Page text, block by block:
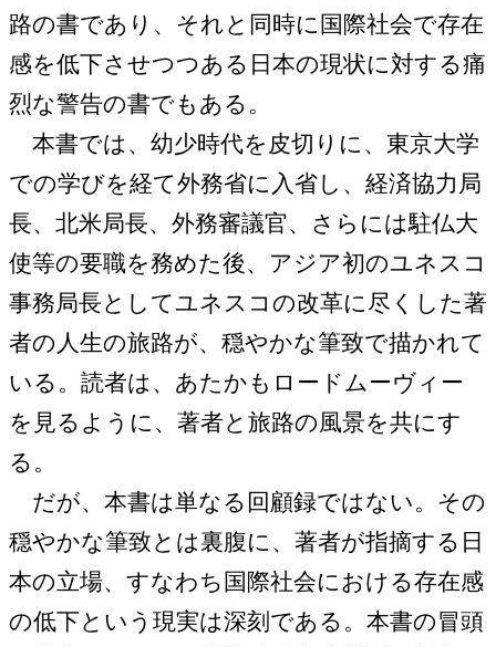
路の書であり、それと同時に国際社会で存在
感を低下させつつある日本の現状に対する痛
烈な警告の書でもある。
本書では、幼少時代を皮切りに、東京大学
での学びを経て外務省に入省し、経済協力局
長、北米局長、外務審議官、さらには駐仏大
使等の要職を務めた後、アジア初のユネスコ
事務局長としてユネスコの改革に尽くした著
者の人生の旅路が、穏やかな筆致で描かれて
いる。読者は、あたかもロードムーヴィー
を見るように、著者と旅路の風景を共にす
る。
だが、本書は単なる回顧録ではない。その
穏やかな筆致とは裏腹に、著者が指摘する日
本の立場、すなわち国際社会における存在感
の低下という現実は深刻である。本書の冒頭